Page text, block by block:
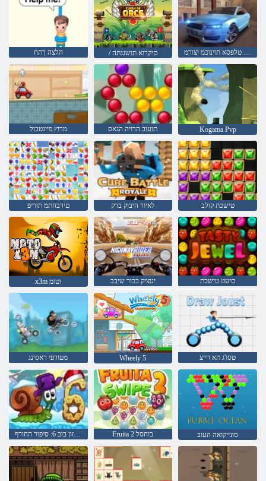
הלצה ךתח / םיקרוא תושגנתה םיינוציק טלפסא תוינוכמ יצורמ
מרוץ פיינטבול תועוב הרויה הגאס Kogama Pvp
םירבחתמ תוריפ לאיור היבוק ברק טישכת קולב
x3m וטומ ינוציק בכור שיבכ םיעט טישכת
מטורפי ראסינג Wheely 5 טסו'ג תא רייצ
Fruita 2 בוחסל סונייקואה העוב